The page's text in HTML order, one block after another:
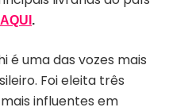
AQUI .
é uma das vozes mais
Foi eleita três
influentes em